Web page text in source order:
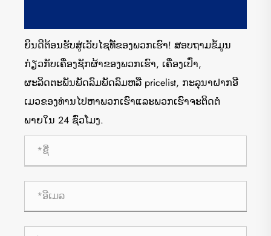
ຍິນດີຕ້ອນຮັບສູ່ເວັບໄຊທ໌້ຂອງພວກເຮົາ! ສອບຖາມຂໍ້ມູນ
ກ່ຽວກັບເຄື່ອງຊັກຜ້າຂອງພວກເຮົາ, ເຄື່ອງເປົ່າ,
ຜະລິດຕະພັນພັດລົມພັດລົມຫລື pricelist, ກະລຸນາຝາກອີ
ເມວຂອງທ່ານໄປຫາພວກເຮົາແລະພວກເຮົາຈະຕິດຕໍ່
ພາຍໃນ 24 ຊົ່ວໂມງ.